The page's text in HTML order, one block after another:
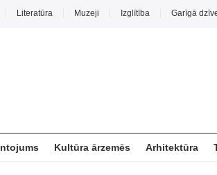
Literatūra Muzeji Izglītība Garīgā
Kultūra ārzemēs Arhitektūra